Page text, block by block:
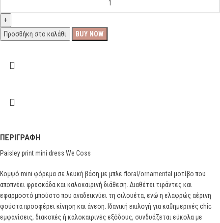
Προσθήκη στο καλάθι BUY NOW
ΠΕΡΙΓΡΑΦΉ
Paisley print mini dress We Coss
Κομψό mini φόρεμα σε λευκή βάση με μπλε floral/ornamental μοτίβο που
αποπνέει φρεσκάδα και καλοκαιρινή διάθεση. Διαθέτει τιράντες και
εφαρμοστό μπούστο που αναδεικνύει τη σιλουέτα, ενώ η ελαφρώς αέρινη
φούστα προσφέρει κίνηση και άνεση. Ιδανική επιλογή για καθημερινές chic
εμφανίσεις, διακοπές ή καλοκαιρινές εξόδους, συνδυάζεται εύκολα με